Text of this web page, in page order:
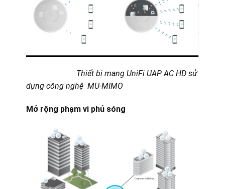
Thiết bị mạng UniFi UAP AC HD sử
dụng công nghệ MU-MIMO
Mở rộng phạm vi phủ sóng